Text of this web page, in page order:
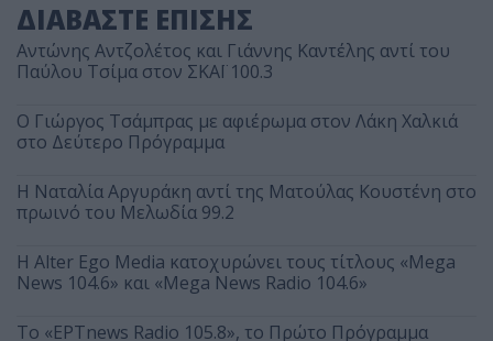
ΔΙΑΒΑΣΤΕ ΕΠΙΣΗΣ
Αντώνης Αντζολέτος και Γιάννης Καντέλης αντί του
Παύλου Τσίμα στον ΣΚΑΪ 100.3
O Γιώργος Τσάμπρας με αφιέρωμα στον Λάκη Χαλκιά
στο Δεύτερο Πρόγραμμα
Η Ναταλία Αργυράκη αντί της Ματούλας Κουστένη στο
πρωινό του Μελωδία 99.2
Η Alter Ego Media κατοχυρώνει τους τίτλους «Mega
News 104.6» και «Mega News Radio 104.6»
Το «ΕΡΤnews Radio 105.8», το Πρώτο Πρόγραμμα